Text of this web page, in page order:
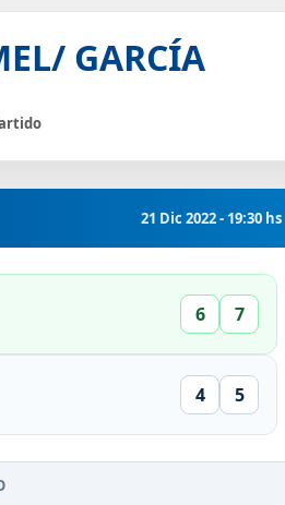
GARCÍA
21 Dic 2022 - 19:30 hs
6 7
4 5